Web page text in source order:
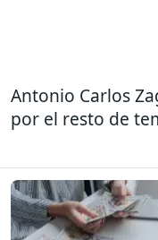
Antonio Carlos
por el resto de